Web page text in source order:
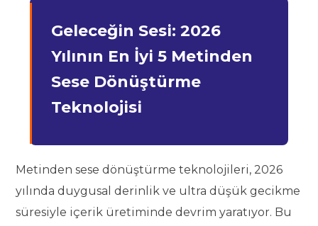
Geleceğin Sesi: 2026
Yılının En İyi 5 Metinden
Sese Dönüştürme
Teknolojisi
Metinden sese dönüştürme teknolojileri, 2026
yılında duygusal derinlik ve ultra düşük gecikme
süresiyle içerik üretiminde devrim yaratıyor. Bu